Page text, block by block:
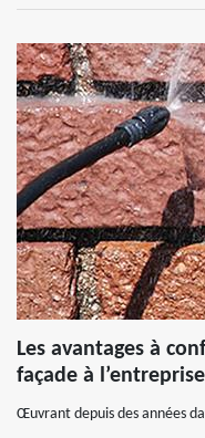
Les avantages à
façade à
Œuvrant depuis des années